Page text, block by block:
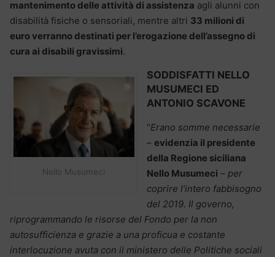
mantenimento delle attività di assistenza agli alunni con
disabilità fisiche o sensoriali, mentre altri 33 milioni di
euro verranno destinati per l’erogazione dell’assegno di
cura ai disabili gravissimi.
Nello Musumeci
SODDISFATTI NELLO
MUSUMECI ED
ANTONIO SCAVONE
“Erano somme necessarie
– evidenzia il presidente
della Regione siciliana
Nello Musumeci – per
coprire l’intero fabbisogno
del 2019. Il governo,
riprogrammando le risorse del Fondo per la non
autosufficienza e grazie a una proficua e costante
interlocuzione avuta con il ministero delle Politiche sociali